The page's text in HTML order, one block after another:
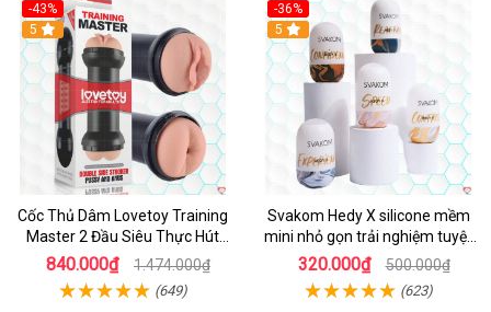
-43%
Hot
5
Cốc Thủ Dâm Lovetoy Training
Master 2 Đầu Siêu Thực Hút
Mạnh
840.000₫ 1.474.000₫
(649)
-36%
Hot
5
Svakom Hedy X silicone mềm
mini nhỏ gọn trải nghiệm tuyệt
vời
320.000₫ 500.000₫
(623)